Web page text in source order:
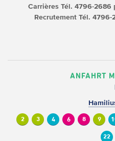
Carrières Tél. 4796-2686
RecrutementTél. 4796-
ANFAHRT
2 3 4 6 8 9
22